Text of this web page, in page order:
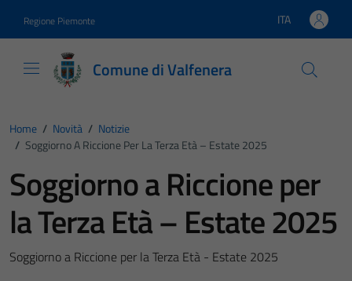
Regione Piemonte Lingua attiva:
ITA
Comune di Valfenera
Home / Novità / Notizie
/ Soggiorno A Riccione Per La Terza Età – Estate 2025
Soggiorno a Riccione per
la Terza Età – Estate 2025
Soggiorno a Riccione per la Terza Età - Estate 2025